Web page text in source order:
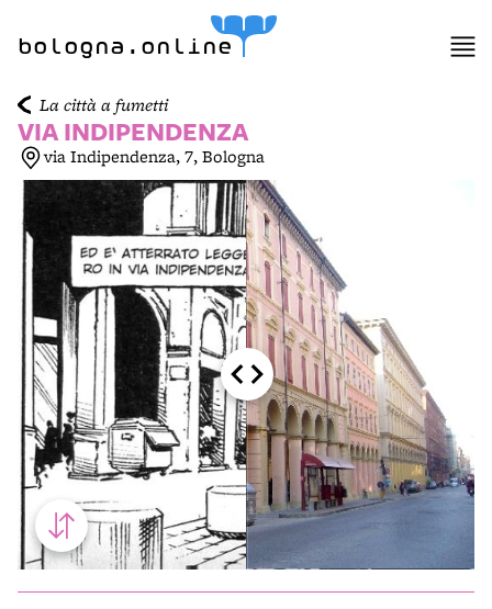
bologna.online
La città a fumetti
VIA INDIPENDENZA
via Indipendenza, 7, Bologna